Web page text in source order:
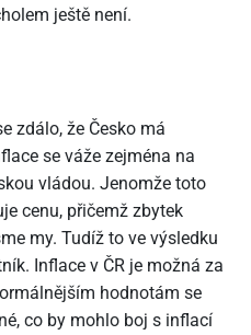
ještě není.
zdálo, že Česko má
se váže zejména na
vládou. Jenomže toto
cenu, přičemž zbytek
my. Tudíž to ve výsledku
Inflace v ČR je možná za
hodnotám se
co by mohlo boj s inflací